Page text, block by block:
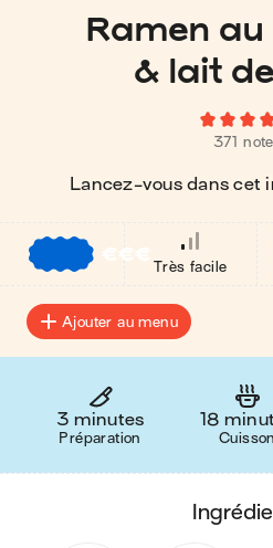
Ramen
& lait
371
Lancez-vous dans cet
€€€
Très facile
Ajouter au menu
3 minutes
Préparation
18
Cuisson